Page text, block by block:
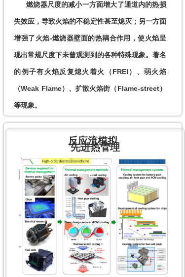
      燃烧器尺度的减小一方面增大了通道内的热损
失效应，导致火焰的不稳定性甚至熄灭；另一方面
增强了火焰-燃烧器壁面的热耦合作用，使火焰呈
现出常规尺度下未曾观测到的各种特殊现象。著名
的例子有火焰反复熄火着火（FREI）、弱火焰
（Weak Flame）、扩散火焰街（Flame-street）
等现象。
反应流模拟
先进热管理